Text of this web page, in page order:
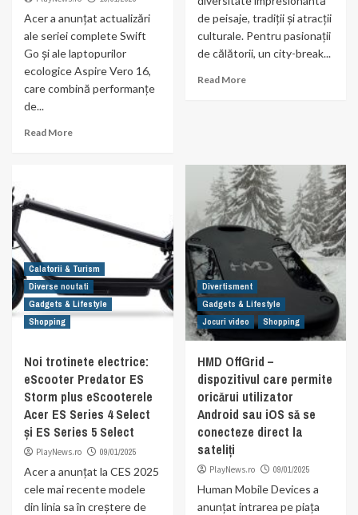
Acer a anunțat actualizări
ale seriei complete Swift
Go și ale laptopurilor
ecologice Aspire Vero 16,
care combină performanțe
de...
Read More
de peisaje, tradiții și atracții
culturale. Pentru pasionații
de călătorii, un city-break...
Read More
Calatorii & Turism
Diverse noutati
Gadgets & Lifestyle
Shopping
Noi trotinete electrice:
eScooter Predator ES
Storm plus eScooterele
Acer ES Series 4 Select
și ES Series 5 Select
PlayNews.ro 09/01/2025
Acer a anunțat la CES 2025
cele mai recente modele
din linia sa în creștere de
Divertisment
Gadgets & Lifestyle
Jocuri video
Shopping
HMD OffGrid –
dispozitivul care permite
oricărui utilizator
Android sau iOS să se
conecteze direct la
sateliți
PlayNews.ro 09/01/2025
Human Mobile Devices a
anunțat intrarea pe piața